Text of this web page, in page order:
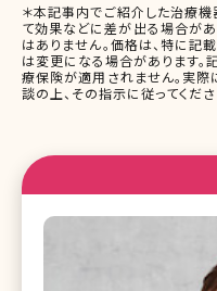
＊本記事内でご紹介した治療機
て効果などに差が出る場合があ
はありません。価格は、特に記
は変更になる場合があります。
療保険が適用されません。実際
談の上、その指示に従ってくださ